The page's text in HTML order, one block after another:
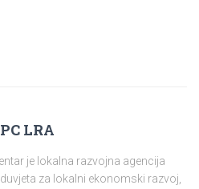
LRA
je lokalna razvojna agencija
za lokalni ekonomski razvoj,